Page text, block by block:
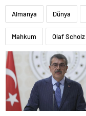
Almanya Dünya
Mahkum Olaf Scholz